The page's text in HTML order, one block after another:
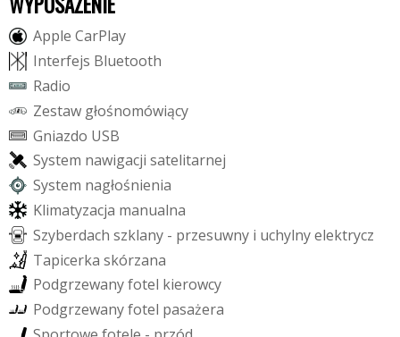
Apple CarPlay
Interfejs Bluetooth
Radio
Zestaw głośnomówiący
Gniazdo USB
System nawigacji satelitarnej
System nagłośnienia
Klimatyzacja manualna
Szyberdach szklany - przesuwny i uchylnyelektrycz
Tapicerka skórzana
Podgrzewanyfotel kierowcy
Podgrzewanyfotel pasażera